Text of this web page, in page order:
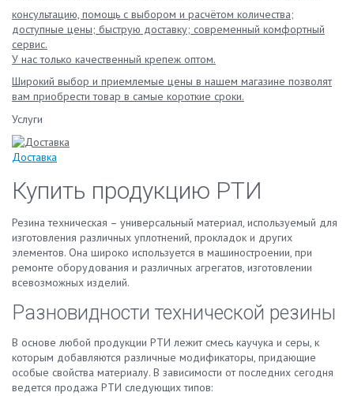
консультацию, помощь с выбором и расчётом количества;
доступные цены; быструю доставку; современный комфортный
сервис.
У нас только качественный крепеж оптом.
Широкий выбор и приемлемые цены в нашем магазине позволят
вам приобрести товар в самые короткие сроки.
Услуги
Доставка
Купить продукцию РТИ
Резина техническая – универсальный материал, используемый для
изготовления различных уплотнений, прокладок и других
элементов. Она широко используется в машиностроении, при
ремонте оборудования и различных агрегатов, изготовлении
всевозможных изделий.
Разновидности технической резины
В основе любой продукции РТИ лежит смесь каучука и серы, к
которым добавляются различные модификаторы, придающие
особые свойства материалу. В зависимости от последних сегодня
ведется продажа РТИ следующих типов: